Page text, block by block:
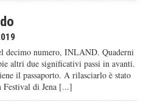
decimo numero, INLAND. Quaderni
altri due significativi passi in avanti.
il passaporto. A rilasciarlo è stato
Festival di Jena [...]